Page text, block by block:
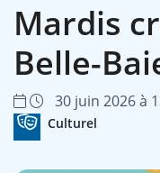
Mardis
Belle-
30 juin 2026 à
Culturel